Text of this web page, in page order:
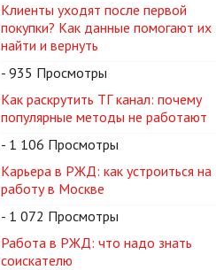
Клиенты уходят после первой
покупки? Как данные помогают их
найти и вернуть
- 935 Просмотры
Как раскрутить ТГ канал: почему
популярные методы не работают
- 1 106 Просмотры
Карьера в РЖД: как устроиться на
работу в Москве
- 1 072 Просмотры
Работа в РЖД: что надо знать
соискателю